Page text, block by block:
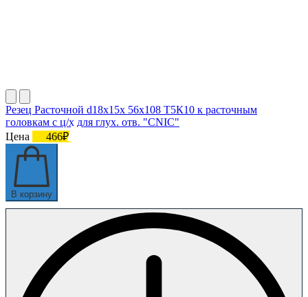
Резец Расточной d18х15х 56х108 Т5К10 к расточным
головкам с ц/х для глух. отв. "CNIC"
Цена
466₽
В корзину